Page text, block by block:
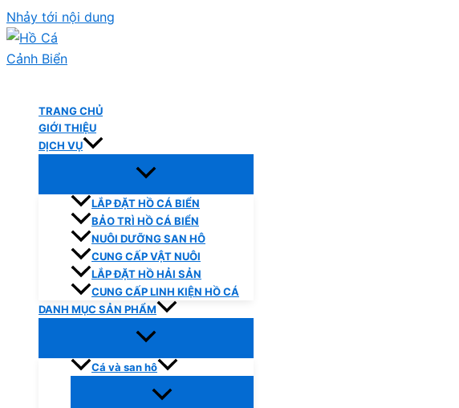
Nhảy tới nội dung
TRANG CHỦ
GIỚI THIỆU
DỊCH VỤ
LẮP ĐẶT HỒ CÁ BIỂN
BẢO TRÌ HỒ CÁ BIỂN
NUÔI DƯỠNG SAN HÔ
CUNG CẤP VẬT NUÔI
LẮP ĐẶT HỒ HẢI SẢN
CUNG CẤP LINH KIỆN HỒ CÁ
DANH MỤC SẢN PHẨM
Cá và san hô